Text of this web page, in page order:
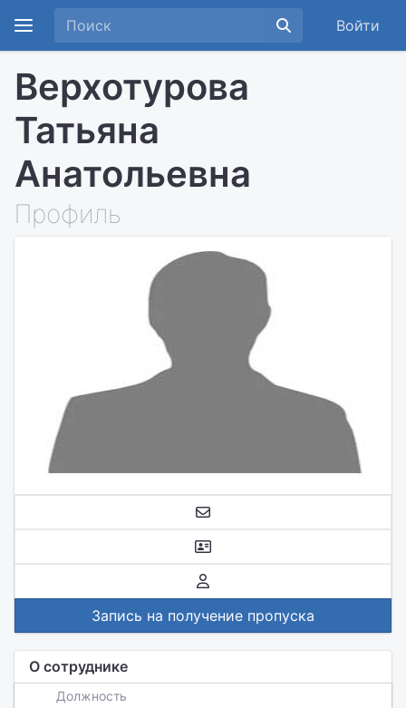
Войти
Верхотурова
Татьяна
Анатольевна
Профиль
Запись на получение пропуска
О сотруднике
Должность